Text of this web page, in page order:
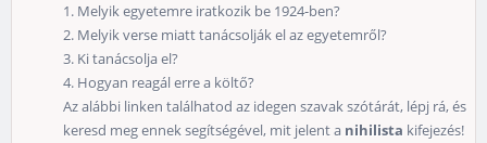
1. Melyik egyetemre iratkozik be 1924-ben?
2. Melyik verse miatt tanácsolják el az egyetemről?
3. Ki tanácsolja el?
4. Hogyan reagál erre a költő?
Az alábbi linken találhatod az idegen szavak szótárát, lépj rá, és
keresd meg ennek segítségével, mit jelent a nihilista kifejezés!